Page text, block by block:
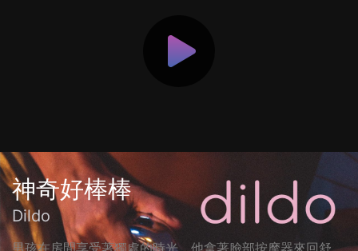
神奇好棒棒
Dildo
男孩在房間享受著獨處的時光，他拿著臉部按摩器來回舒